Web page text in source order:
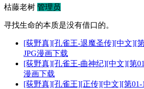
枯藤老树 管理员
寻找生命的本质是没有借口的。
[荻野真][孔雀王-退魔圣传][中文][
JPG漫画下载
[荻野真][孔雀王-曲神纪][中文][第
漫画下载
[荻野真][孔雀王][正传][中文][第01-